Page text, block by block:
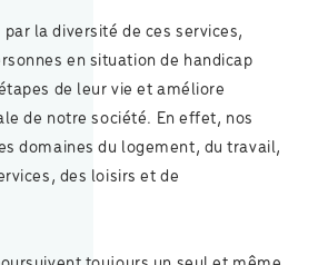
par la diversité de ces services,
en situation de handicap
de leur vie et améliore
de notre société. En effet, nos
domaines du logement, du travail,
des loisirs et de